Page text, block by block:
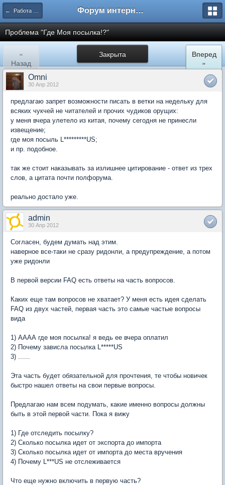
← Работа сайта ShopTips.ru Форум интернет покупателей
Проблема "Где Моя посылка!?"
Закрыта
«
Назад
Вперед
»
Omni
30 Апр 2012
предлагаю запрет возможности писать в ветки на недельку для
всяких чукчей не читателей и прочих чудиков орущих:
у меня вчера улетело из китая, почему сегодня не принесли
извещение;
где моя посыль L*********US;
и пр. подобное.
так же стоит наказывать за излишнее цитирование - ответ из трех
слов, а цитата почти полфорума.
реально достало уже.
admin
30 Апр 2012
Согласен, будем думать над этим.
наверное все-таки не сразу ридонли, а предупреждение, а потом
уже ридонли
В первой версии FAQ есть ответы на часть вопросов.
Каких еще там вопросов не хватает? У меня есть идея сделать
FAQ из двух частей, первая часть это самые частые вопросы
вида
1) АААА где моя посылка! я ведь ее вчера оплатил
2) Почему зависла посылка L*****US
3) ......
Эта часть будет обязательной для прочтения, те чтобы новичек
быстро нашел ответы на свои первые вопросы.
Предлагаю нам всем подумать, какие именно вопросы должны
быть в этой первой части. Пока я вижу
1) Где отследить посылку?
2) Сколько посылка идет от экспорта до импорта
3) Сколько посылка идет от импорта до места вручения
4) Почему L***US не отслеживается
Что еще нужно включить в первую часть?